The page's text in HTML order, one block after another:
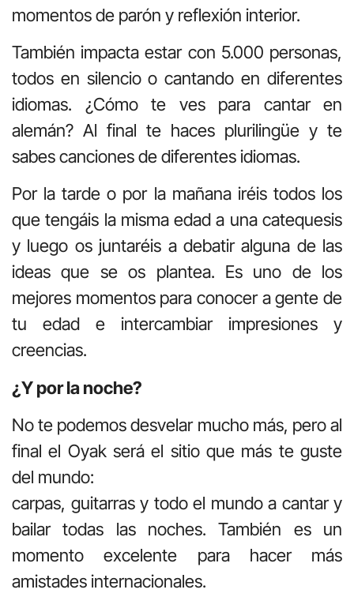
momentos de parón y reflexión interior.
También impacta estar con 5.000 personas,
todos en silencio o cantando en diferentes
idiomas. ¿Cómo te ves para cantar en
alemán? Al final te haces plurilingüe y te
sabes canciones de diferentes idiomas.
Por la tarde o por la mañana iréis todos los
que tengáis la misma edad a una catequesis
y luego os juntaréis a debatir alguna de las
ideas que se os plantea. Es uno de los
mejores momentos para conocer a gente de
tu edad e intercambiar impresiones y
creencias.
¿Y por la noche?
No te podemos desvelar mucho más, pero al
final el Oyak será el sitio que más te guste
del mundo:
carpas, guitarras y todo el mundo a cantar y
bailar todas las noches. También es un
momento excelente para hacer más
amistades internacionales.